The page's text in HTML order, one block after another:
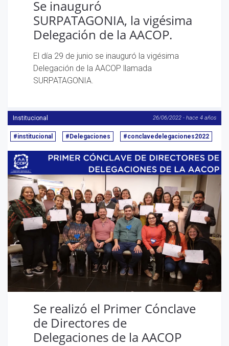
Se inauguró
SURPATAGONIA, la vigésima
Delegación de la AACOP.
El día 29 de junio se inauguró la vigésima
Delegación de la AACOP llamada
SURPATAGONIA.
Institucional 26/06/2022 - hace 4 años
#institucional #Delegaciones #conclavedelegaciones2022
Se realizó el Primer Cónclave
de Directores de
Delegaciones de la AACOP